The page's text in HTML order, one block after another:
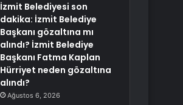
İzmit Belediyesi son
dakika: İzmit Belediye
Başkanı gözaltına mı
alındı? İzmit Belediye
Başkanı Fatma Kaplan
Hürriyet neden gözaltına
alındı?
Ağustos 6, 2026